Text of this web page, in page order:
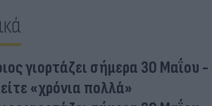
γιορτάζει σήμερα 30 Μαΐου -
«χρόνια πολλά»